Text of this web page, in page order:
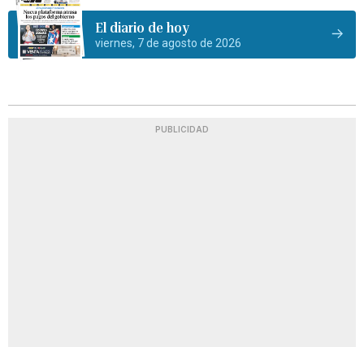
El diario de hoy
viernes, 7 de agosto de 2026
PUBLICIDAD